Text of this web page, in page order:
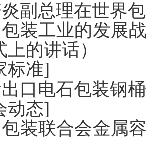
副总理在世界
装工业的发展
的讲话）
标准]
口电石包装钢
动态]
装联合会金属